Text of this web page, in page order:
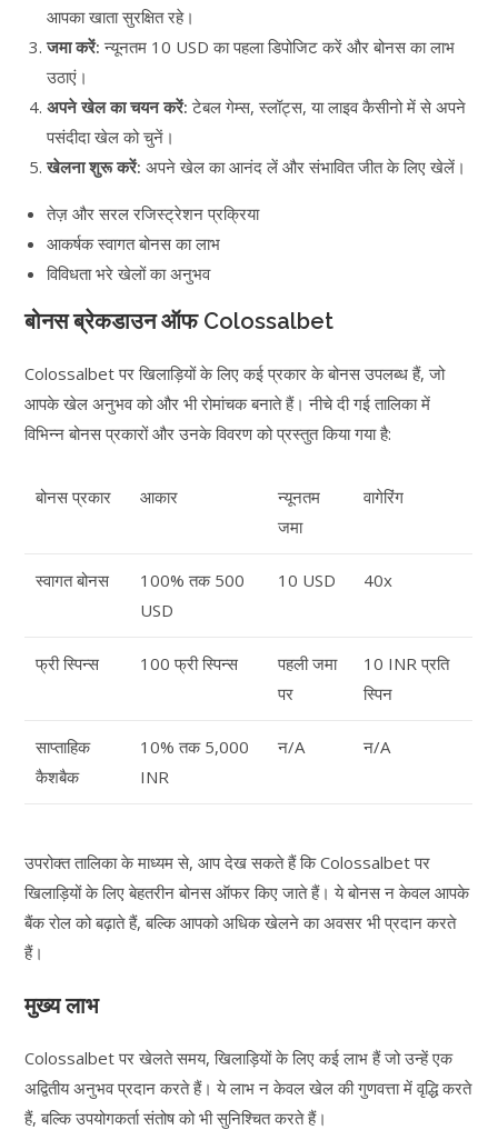
आपका खाता सुरक्षित रहे।
जमा करें: न्यूनतम 10 USD का पहला डिपोजिट करें और बोनस का लाभ
उठाएं।
अपने खेल का चयन करें: टेबल गेम्स, स्लॉट्स, या लाइव कैसीनो में से अपने
पसंदीदा खेल को चुनें।
खेलना शुरू करें: अपने खेल का आनंद लें और संभावित जीत के लिए खेलें।
तेज़ और सरल रजिस्ट्रेशन प्रक्रिया
आकर्षक स्वागत बोनस का लाभ
विविधता भरे खेलों का अनुभव
बोनस ब्रेकडाउन ऑफ Colossalbet
Colossalbet पर खिलाड़ियों के लिए कई प्रकार के बोनस उपलब्ध हैं, जो
आपके खेल अनुभव को और भी रोमांचक बनाते हैं। नीचे दी गई तालिका में
विभिन्न बोनस प्रकारों और उनके विवरण को प्रस्तुत किया गया है:
बोनस प्रकार आकार
न्यूनतम
जमा
वागेरिंग
स्वागत बोनस
100% तक 500
USD
10 USD 40x
फ्री स्पिन्स 100 फ्री स्पिन्स
पहली जमा
पर
10 INR प्रति
स्पिन
साप्ताहिक
कैशबैक
10% तक 5,000
INR
न/A न/A
उपरोक्त तालिका के माध्यम से, आप देख सकते हैं कि Colossalbet पर
खिलाड़ियों के लिए बेहतरीन बोनस ऑफर किए जाते हैं। ये बोनस न केवल आपके
बैंक रोल को बढ़ाते हैं, बल्कि आपको अधिक खेलने का अवसर भी प्रदान करते
हैं।
मुख्य लाभ
Colossalbet पर खेलते समय, खिलाड़ियों के लिए कई लाभ हैं जो उन्हें एक
अद्वितीय अनुभव प्रदान करते हैं। ये लाभ न केवल खेल की गुणवत्ता में वृद्धि करते
हैं, बल्कि उपयोगकर्ता संतोष को भी सुनिश्चित करते हैं।